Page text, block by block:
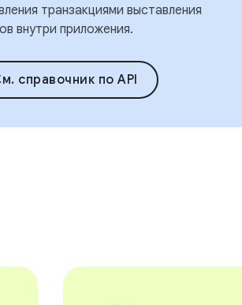
транзакциями выставления
внутри приложения.
справочник по API